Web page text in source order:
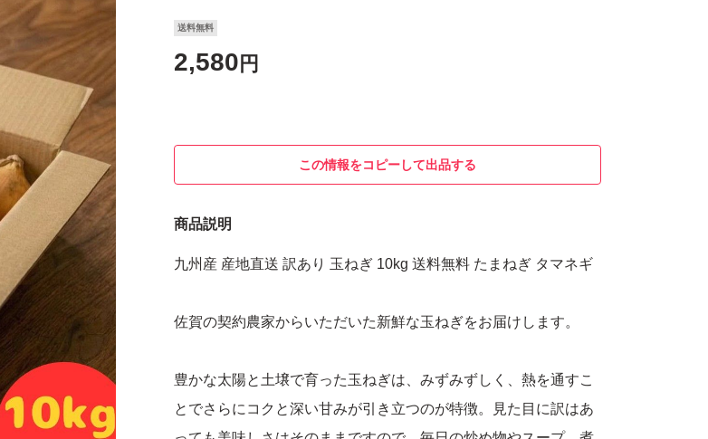
送料無料
2,580 円
この情報をコピーして出品する
商品説明
九州産 産地直送 訳あり 玉ねぎ 10kg 送料無料 たまねぎ タマネギ
佐賀の契約農家からいただいた新鮮な玉ねぎをお届けします。
豊かな太陽と土壌で育った玉ねぎは、みずみずしく、熱を通すこ
とでさらにコクと深い甘みが引き立つのが特徴。見た目に訳はあ